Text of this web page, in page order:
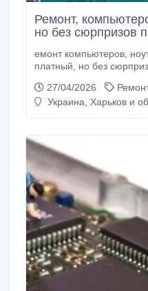
Ремонт,
но без сюрпризов
емонт компьютеров, ноутбуков, мониторов. Выезд
платный, но без сюрпризов при расчете. Не
выдумыванием поломок
Сборка компьютеров под
причинах неисправности
27/04/2026
Украина, Харьков и